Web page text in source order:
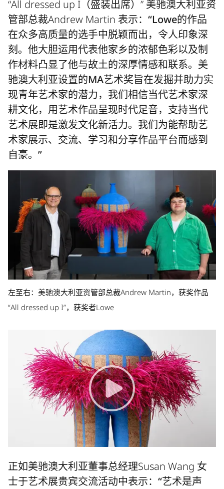
“All dressed up I（盛装出席）” 美驰澳大利亚资
管部总裁Andrew Martin 表示： “Lowe的作品
在众多高质量的选手中脱颖而出，令人印象深
刻。他大胆运用代表他家乡的浓郁色彩以及制
作材料凸显了他与故土的深厚情感和联系。美
驰澳大利亚设置的MA艺术奖旨在发掘并助力实
现青年艺术家的潜力，我们相信当代艺术家深
耕文化，用艺术作品呈现时代足音，支持当代
艺术展即是激发文化新活力。我们为能帮助艺
术家展示、交流、学习和分享作品平台而感到
自豪。”
左至右：美驰澳大利亚资管部总裁Andrew Martin，获奖作品
“All dressed up I”，获奖者Lowe
正如美驰澳大利亚董事总经理Susan Wang 女
士于艺术展贵宾交流活动中表示： “艺术是声